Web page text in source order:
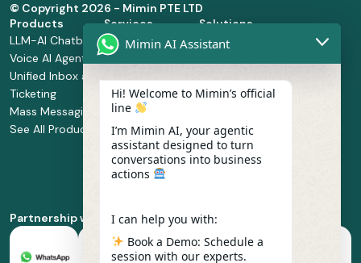
© Copyright 2026 - Mimin PTE LTD
Products
LLM-AI Chatbot
Voice AI Agents
Unified Inbox and
Ticketing
Mass Messaging
See All Products
Services
Solution Design
and
Manage Service
Integration
Service
Implementation
Whatsapp
Business Platform
Solutions
Retail and
Health and
Food and
Beverage
Partnership with
Mimin AI Assistant
Hi! Welcome to Mimin’s official
line
I’m Mimin AI, your agentic
assistant designed to turn
conversations into business
actions
I can help you with:
Book a Demo: Schedule a
session with our experts.